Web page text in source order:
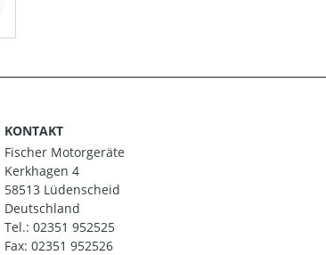
KONTAKT
Fischer Motorgeräte
Kerkhagen 4
58513 Lüdenscheid
Deutschland
Tel.: 02351 952525
Fax: 02351 952526